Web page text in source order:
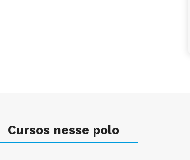
Cursos nesse polo